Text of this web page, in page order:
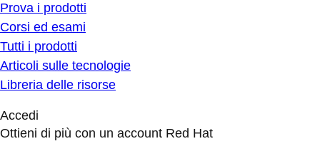
Prova i prodotti
Corsi ed esami
Tutti i prodotti
Articoli sulle tecnologie
Libreria delle risorse
Accedi
Ottieni di più con un account Red Hat